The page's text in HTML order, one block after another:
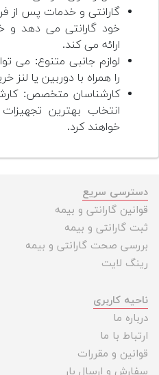
گارانتی و خدمات پس
خود گارانتی می دهد و
ارائه می کند.
لوازم جانبی متنوع: می
را همراه با دوربین یا لنز
کارشناسان متخصص:
انتخاب بهترین
خواهند کرد.
دسترسی سریع
قوانین گارانتی و بیمه
ثبت گارانتی و بیمه
بررسی صحت گارانتی و بیمه
رینگ لایت
ناحیه کاربری
درباره ما
ارتباط با ما
قوانین و مقررات
سفارش و ارسال بار